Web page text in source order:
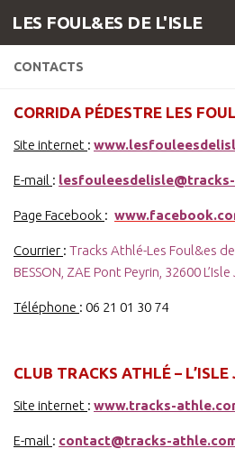
Skip to content
LES FOUL&ES DE L'ISLE
CONTACTS
CORRIDA PÉDESTRE LES
Site internet :
E-mail :
Page Facebook :
Courrier : Tracks Athlé-Les Foul&es
BESSON, ZAE Pont Peyrin, 32600
Téléphone : 06 21 01 30 74
CLUB TRACKS ATHLÉ –
Site internet : www.tracks-
E-mail : contact@tracks-